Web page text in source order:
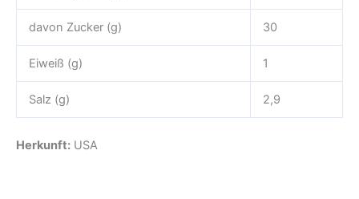
davon Zucker (g) 30
Eiweiß (g) 1
Salz (g) 2,9
Herkunft: USA